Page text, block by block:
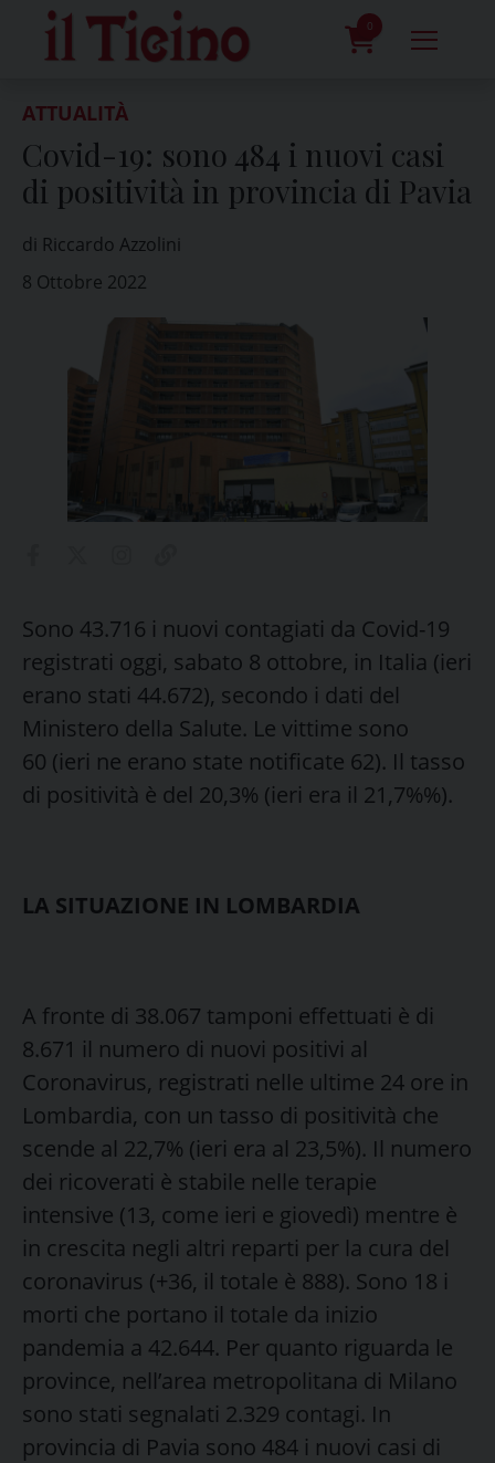
content
0
ATTUALITÀ
Covid-19: sono 484 i nuovi casi
di positività in provincia di Pavia
di Riccardo Azzolini
8 Ottobre 2022
Sono 43.716 i nuovi contagiati da Covid-19
registrati oggi, sabato 8 ottobre, in Italia (ieri
erano stati 44.672), secondo i dati del
Ministero della Salute. Le vittime sono
60 (ieri ne erano state notificate 62). Il tasso
di positività è del 20,3% (ieri era il 21,7%%).
LA SITUAZIONE IN LOMBARDIA
A fronte di 38.067 tamponi effettuati è di
8.671 il numero di nuovi positivi al
Coronavirus, registrati nelle ultime 24 ore in
Lombardia, con un tasso di positività che
scende al 22,7% (ieri era al 23,5%). Il numero
dei ricoverati è stabile nelle terapie
intensive (13, come ieri e giovedì) mentre è
in crescita negli altri reparti per la cura del
coronavirus (+36, il totale è 888). Sono 18 i
morti che portano il totale da inizio
pandemia a 42.644. Per quanto riguarda le
province, nell’area metropolitana di Milano
sono stati segnalati 2.329 contagi. In
provincia di Pavia sono 484 i nuovi casi di